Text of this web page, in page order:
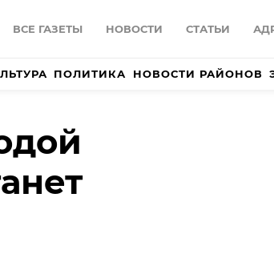
ВСЕ ГАЗЕТЫ НОВОСТИ СТАТЬИ
ПОЛИТИКА НОВОСТИ РАЙОНОВ